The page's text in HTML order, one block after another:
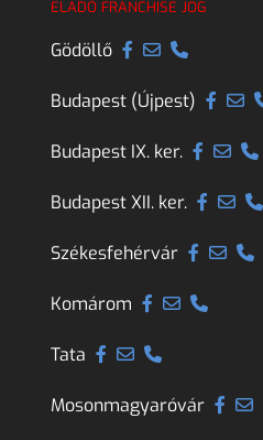
ELADÓ FRANCHISE JOG
Gödöllő
Budapest (Újpest)
Budapest IX. ker.
Budapest XII. ker.
Székesfehérvár
Komárom
Tata
Mosonmagyaróvár